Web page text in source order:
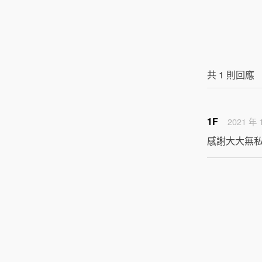
共 1 則回應
1F 2021 年
感謝大大無